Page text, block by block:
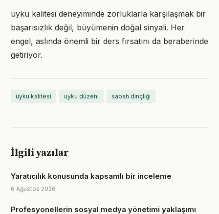
uyku kalitesi deneyiminde zorluklarla karşılaşmak bir
başarısızlık değil, büyümenin doğal sinyali. Her
engel, aslında önemli bir ders fırsatını da beraberinde
getiriyor.
uyku kalitesi uyku düzeni sabah dinçliği
İlgili yazılar
Yaratıcılık konusunda kapsamlı bir inceleme
6 Ağustos 2026
Profesyonellerin sosyal medya yönetimi yaklaşımı